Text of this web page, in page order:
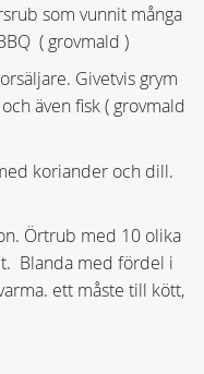
som vunnit många
( grovmald )
Givetvis grym
även fisk ( grovmald
koriander och dill.
Örtrub med 10 olika
Blanda med fördel i
ett måste till kött,